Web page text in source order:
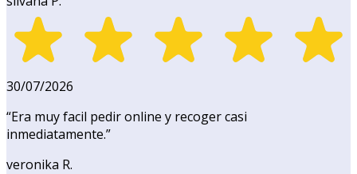
30/07/2026
“Era muy facil pedir online y recoger casi
inmediatamente.”
veronika R.